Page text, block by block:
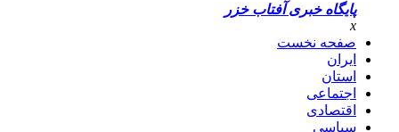
پایگاه خبری آفتاب خزر
x
صفحه نخست
ایران
استان
اجتماعی
اقتصادی
سیاسی